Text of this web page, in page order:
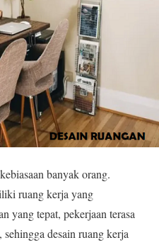
banyak orang.
ruang kerja yang
yang tepat, pekerjaan terasa
desain ruang kerja